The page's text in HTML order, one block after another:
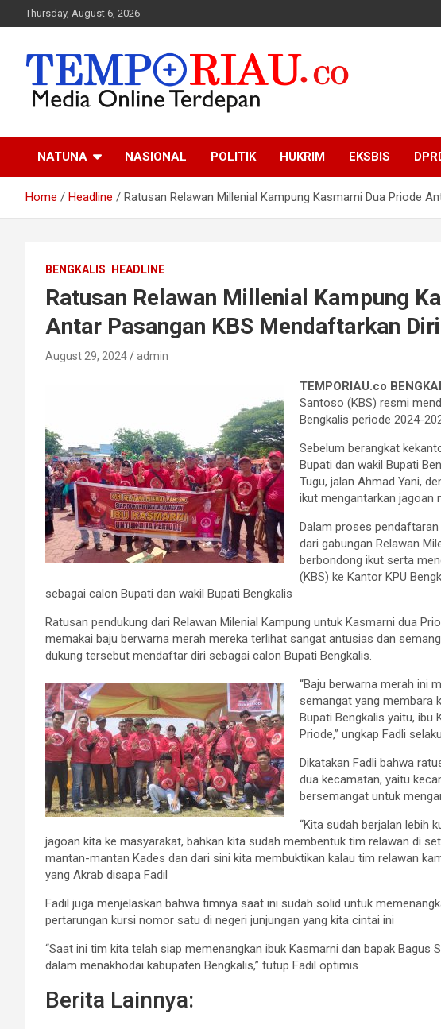
to
Thursday, August 6, 2026
Tempo Riau
NATUNA NASIONAL POLITIK HUKRIM EKSBIS
Home Headline Ratusan Relawan Millenial Kampung Kasmarni Dua Priode
BENGKALIS HEADLINE
Ratusan Relawan Millenial Kampung
Antar Pasangan KBS Mendaftarkan
August 29, 2024 admin
TEMPORIAU.co
Santoso (KBS) resmi
Bengkalis periode 2024-
Sebelum berangkat
Bupati dan wakil Bupati
Tugu, jalan Ahmad Yani,
ikut mengantarkan jagoan
Dalam proses
dari gabungan Relawan
berbondong ikut serta
(KBS) ke Kantor KPU
sebagai calon Bupati dan wakil Bupati Bengkalis
Ratusan pendukung dari Relawan Milenial Kampung untuk Kasmarni dua
memakai baju berwarna merah mereka terlihat sangat antusias dan
dukung tersebut mendaftar diri sebagai calon Bupati Bengkalis.
“Baju berwarna merah ini
semangat yang membara
Bupati Bengkalis yaitu, ibu
Priode,” ungkap Fadli
Dikatakan Fadli bahwa
dua kecamatan, yaitu
bersemangat untuk
“Kita sudah berjalan lebih
jagoan kita ke masyarakat, bahkan kita sudah membentuk tim relawan di
mantan-mantan Kades dan dari sini kita membuktikan kalau tim relawan
yang Akrab disapa Fadil
Fadil juga menjelaskan bahwa timnya saat ini sudah solid untuk
pertarungan kursi nomor satu di negeri junjungan yang kita cintai ini
“Saat ini tim kita telah siap memenangkan ibuk Kasmarni dan bapak Bagus
dalam menakhodai kabupaten Bengkalis,” tutup Fadil optimis
Berita Lainnya: